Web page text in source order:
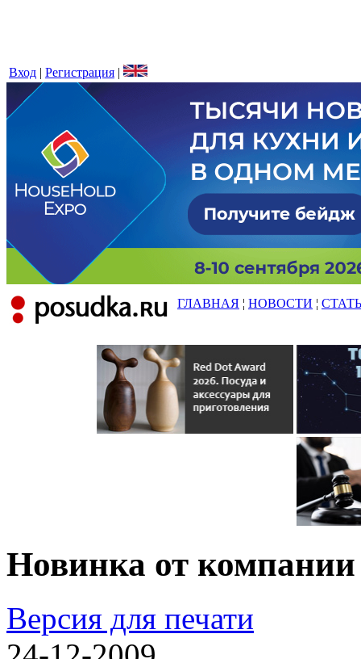
Вход | Регистрация |
ГЛАВНАЯ ¦ НОВОСТИ ¦
Новинка от
Версия для печати